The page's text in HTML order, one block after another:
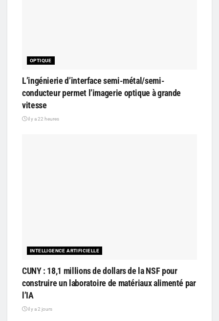
OPTIQUE
L’ingénierie d’interface semi-métal/semi-
conducteur permet l’imagerie optique à grande
vitesse
il y a 22 heures
INTELLIGENCE ARTIFICIELLE
CUNY : 18,1 millions de dollars de la NSF pour
construire un laboratoire de matériaux alimenté par
l’IA
il y a 2 jours